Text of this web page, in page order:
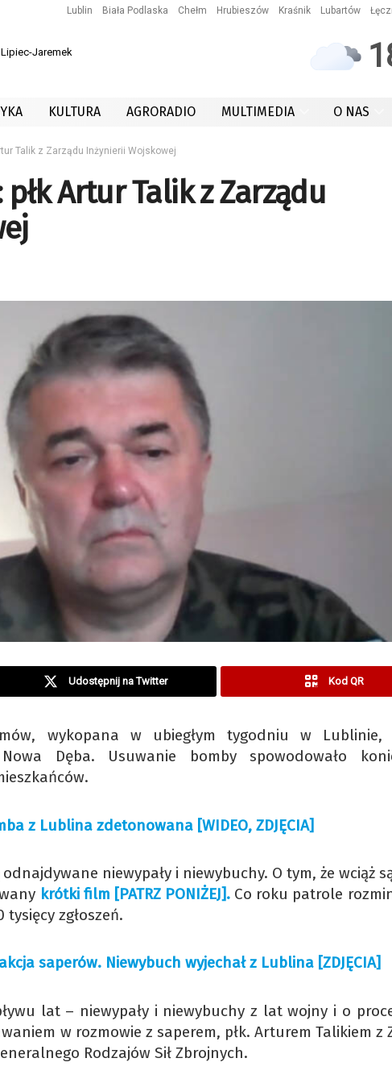
Lublin Biała Podlaska Chełm Hrubieszów Kraśnik Lubartów
Jaremek
KULTURA AGRORADIO MULTIMEDIA O NAS
Talik z Zarządu Inżynierii Wojskowej
Artur Talik z Zarządu
Udostępnij na Twitter Kod QR
wykopana w ubiegłym tygodniu w Lublinie,
Dęba. Usuwanie bomby spowodowało
z Lublina zdetonowana [WIDEO, ZDJĘCIA]
niewypały i niewybuchy. O tym, że wciąż
krótki film [PATRZ PONIŻEJ]. Co roku patrole
zgłoszeń.
saperów. Niewybuch wyjechał z Lublina [ZDJĘCIA]
lat – niewypały i niewybuchy z lat wojny i o
w rozmowie z saperem, płk. Arturem Talikiem z
Rodzajów Sił Zbrojnych.